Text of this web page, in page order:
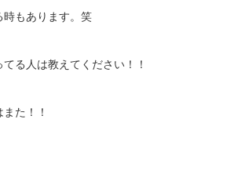
時もあります。笑
る人は教えてください！！
た！！